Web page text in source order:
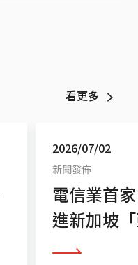
看更多
2026/07/02
新聞發佈
電信業首
進新加坡
健康展」
看更多